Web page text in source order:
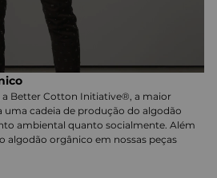
Better Cotton Initiative®, a maior
uma cadeia de produção do algodão
ambiental quanto socialmente. Além
algodão orgânico em nossas peças